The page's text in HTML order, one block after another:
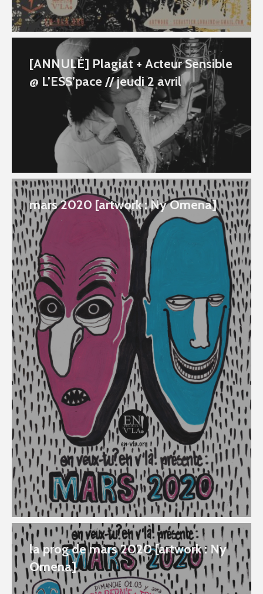
[ANNULÉ] Plagiat + Acteur Sensible
@ L’ESS’pace // jeudi 2 avril
mars 2020 [artwork : Ny Omena]
la prog de mars 2020 [artwork : Ny
Omena]